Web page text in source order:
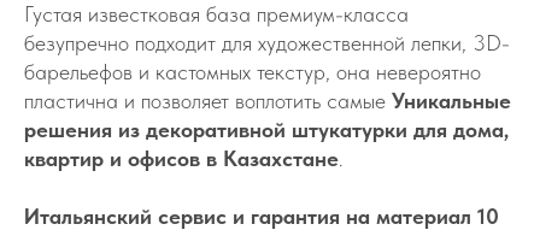
Густая известковая база премиум-класса
безупречно подходит для художественной лепки, 3D-
барельефов и кастомных текстур, она невероятно
пластична и позволяет воплотить самые Уникальные
решения из декоративной штукатурки для дома,
квартир и офисов в Казахстане
Итальянский сервис и гарантия на материал 10